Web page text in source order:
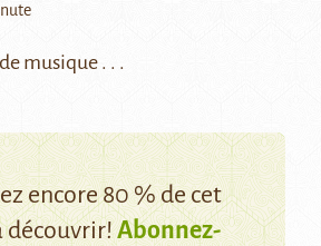
musique . . .
encore 80 % de cet
découvrir!Abonnez-